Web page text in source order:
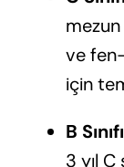
ve
için
B
3 yıl C